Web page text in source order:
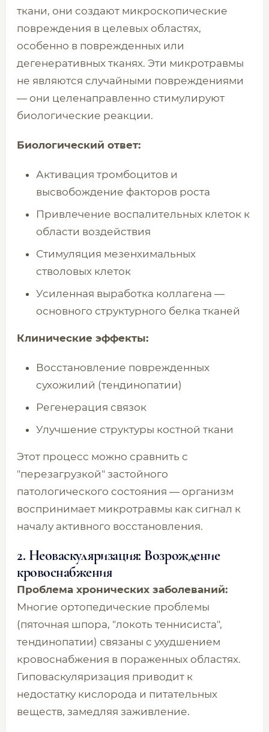
ткани, они создают микроскопические
повреждения в целевых областях,
особенно в поврежденных или
дегенеративных тканях. Эти микротравмы
не являются случайными повреждениями
— они целенаправленно стимулируют
биологические реакции.
Биологический ответ:
Активация тромбоцитов и
высвобождение факторов роста
Привлечение воспалительных клеток к
области воздействия
Стимуляция мезенхимальных
стволовых клеток
Усиленная выработка коллагена —
основного структурного белка тканей
Клинические эффекты:
Восстановление поврежденных
сухожилий (тендинопатии)
Регенерация связок
Улучшение структуры костной ткани
Этот процесс можно сравнить с
"перезагрузкой" застойного
патологического состояния — организм
воспринимает микротравмы как сигнал к
началу активного восстановления.
2. Неоваскуляризация: Возрождение
кровоснабжения
Проблема хронических заболеваний:
Многие ортопедические проблемы
(пяточная шпора, "локоть теннисиста",
тендинопатии) связаны с ухудшением
кровоснабжения в пораженных областях.
Гиповаскуляризация приводит к
недостатку кислорода и питательных
веществ, замедляя заживление.